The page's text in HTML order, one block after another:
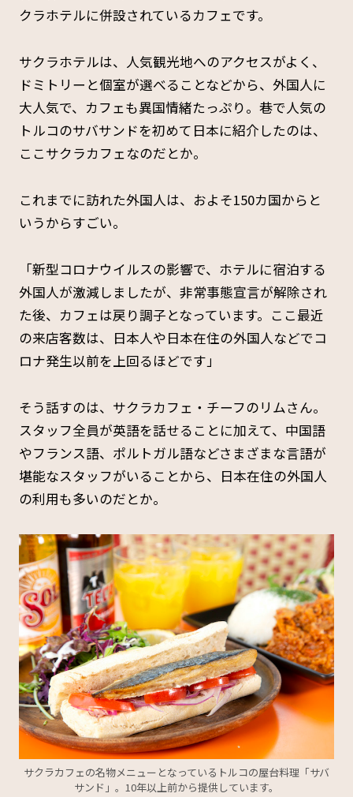
クラホテルに併設されているカフェです。
サクラホテルは、人気観光地へのアクセスがよく、
ドミトリーと個室が選べることなどから、外国人に
大人気で、カフェも異国情緒たっぷり。巷で人気の
トルコのサバサンドを初めて日本に紹介したのは、
ここサクラカフェなのだとか。
これまでに訪れた外国人は、およそ150カ国からと
いうからすごい。
「新型コロナウイルスの影響で、ホテルに宿泊する
外国人が激減しましたが、非常事態宣言が解除され
た後、カフェは戻り調子となっています。ここ最近
の来店客数は、日本人や日本在住の外国人などでコ
ロナ発生以前を上回るほどです」
そう話すのは、サクラカフェ・チーフのリムさん。
スタッフ全員が英語を話せることに加えて、中国語
やフランス語、ポルトガル語などさまざまな言語が
堪能なスタッフがいることから、日本在住の外国人
の利用も多いのだとか。
サクラカフェの名物メニューとなっているトルコの屋台料理「サバ
サンド」。10年以上前から提供しています。